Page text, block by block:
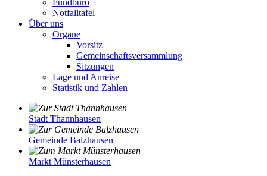
Fundbüro
Notfalltafel
Über uns
Organe
Vorsitz
Gemeinschaftsversammlung
Sitzungen
Lage und Anreise
Statistik und Zahlen
Stadt Thannhausen
Gemeinde Balzhausen
Markt Münsterhausen